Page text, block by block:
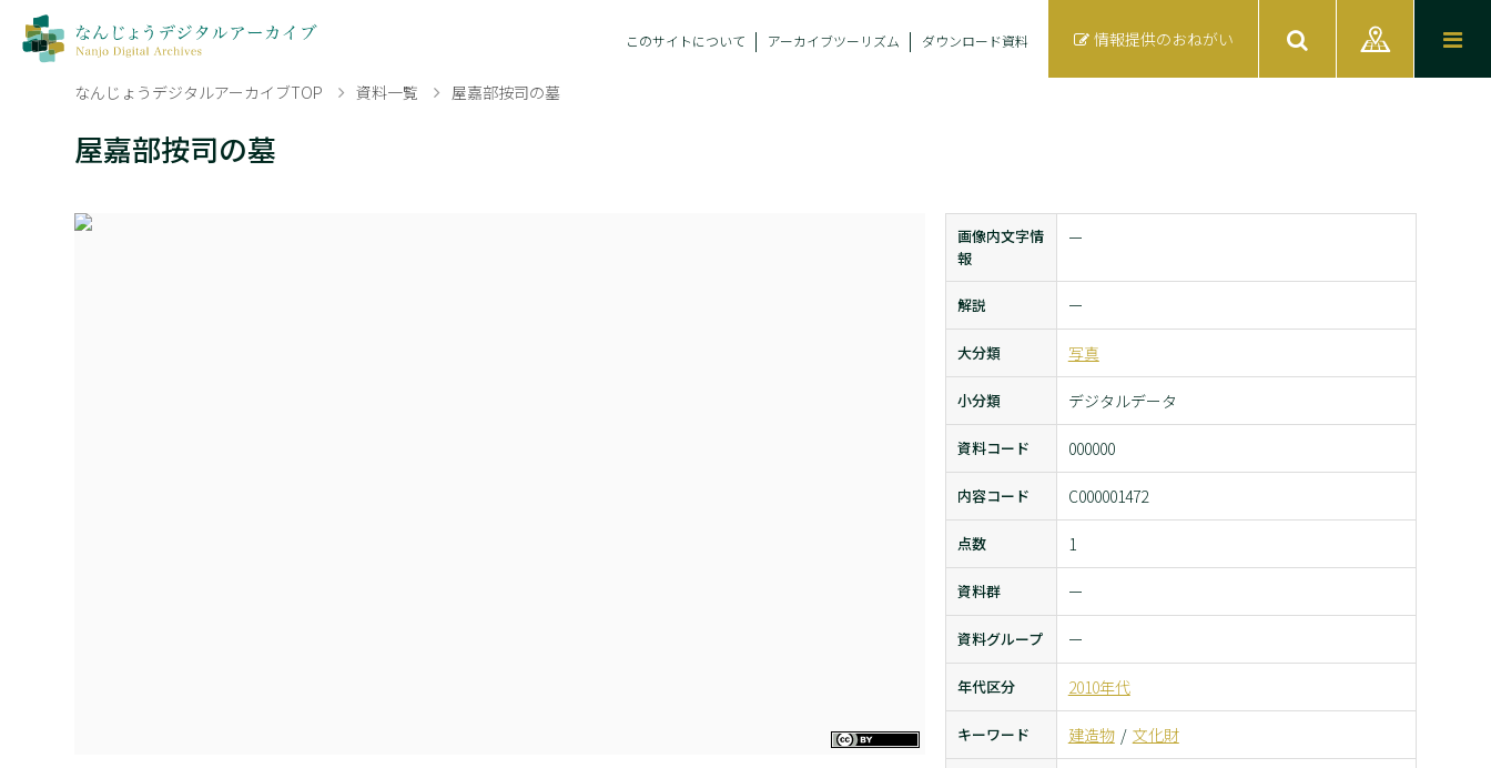
このサイトについて アーカイブツーリズム ダウンロード資料 情報提供のおねがい
なんじょうデジタルアーカイブTOP 資料一覧 屋嘉部按司の墓
屋嘉部按司の墓
画像内文字情
報
ー
解説 ー
大分類 写真
小分類 デジタルデータ
資料コード 000000
内容コード C000001472
点数 1
資料群 ー
資料グループ ー
年代区分 2010年代
キーワード 建造物 文化財